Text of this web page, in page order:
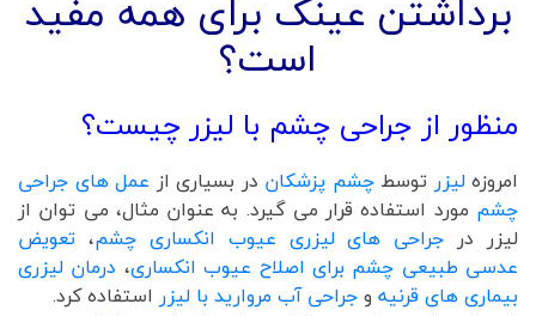
است؟
منظور از جراحی چشم با لیزر چیست؟
امروزهلیزر توسطچشم پزشکان در بسیاری از عمل های جراحی
چشم مورد استفاده قرار می گیرد. به عنوان مثال، می توان از
لیزر در جراحی های لیزری عیوب انکساری چشم، تعویض
عدسی طبیعی چشم برای اصلاح عیوب انکساری، درمان لیزری
بیماری های قرنیه وجراحی آب مروارید با لیزر استفاده کرد.